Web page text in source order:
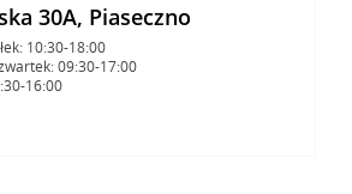
30A, Piaseczno
10:30-18:00
09:30-17:00
16:00